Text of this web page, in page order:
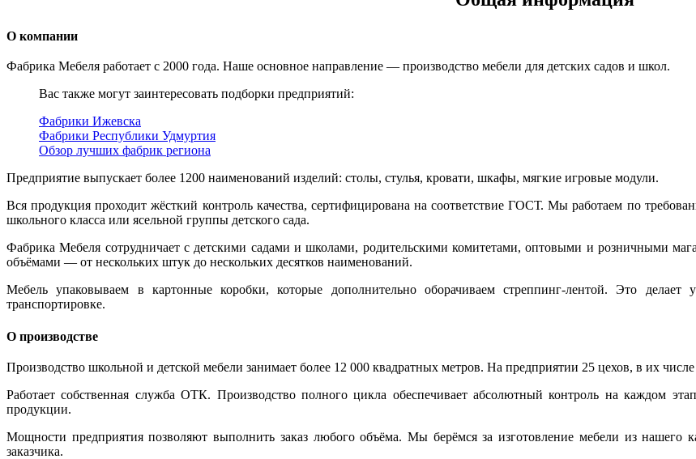
О компании
Фабрика Мебеля работает с 2000 года. Наше основное направление — производство мебели для детских садов и школ.
Вас также могут заинтересовать подборки предприятий:
Фабрики Ижевска
Фабрики Республики Удмуртия
Обзор лучших фабрик региона
Предприятие выпускает более 1200 наименований изделий: столы, стулья, кровати, шкафы, мягкие игровые модули.
Вся продукция проходит жёсткий контроль качества, сертифицирована на соответствие ГОСТ. Мы работаем по
школьного класса или ясельной группы детского сада.
Фабрика Мебеля сотрудничает с детскими садами и школами, родительскими комитетами, оптовыми и розничными
объёмами — от нескольких штук до нескольких десятков наименований.
Мебель упаковываем в картонные коробки, которые дополнительно оборачиваем стреппинг-лентой. Это
транспортировке.
О производстве
Производство школьной и детской мебели занимает более 12 000 квадратных метров. На предприятии 25 цехов, в их
Работает собственная служба ОТК. Производство полного цикла обеспечивает абсолютный контроль на каждом
продукции.
Мощности предприятия позволяют выполнить заказ любого объёма. Мы берёмся за изготовление мебели из нашего
заказчика.